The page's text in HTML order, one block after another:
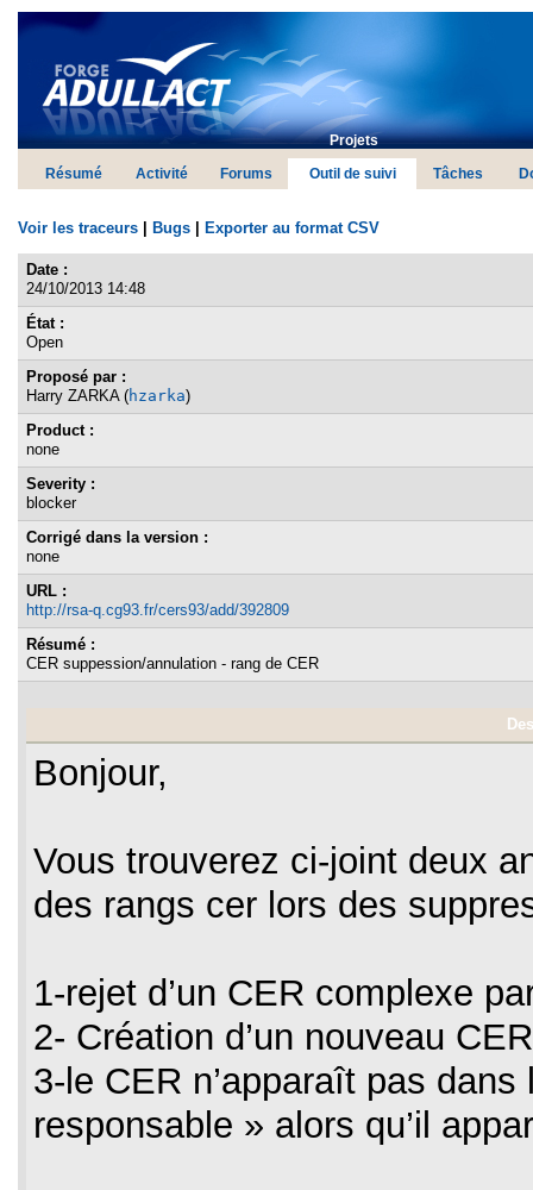
Projets
Résumé Activité Forums Outil de suivi Tâches
Voir les traceurs | Bugs | Exporter au format CSV
Date :
24/10/2013 14:48
État :
Open
Proposé par :
Harry ZARKA (hzarka)
Product :
none
Severity :
blocker
Corrigé dans la version :
none
URL :
http://rsa-q.cg93.fr/cers93/add/392809
Résumé :
CER suppession/annulation - rang de CER
Bonjour,
Vous trouverez ci-joint deux
des rangs cer lors des
1-rejet d’un CER complexe
2- Création d’un nouveau CER
3-le CER n’apparaît pas
responsable » alors qu’il